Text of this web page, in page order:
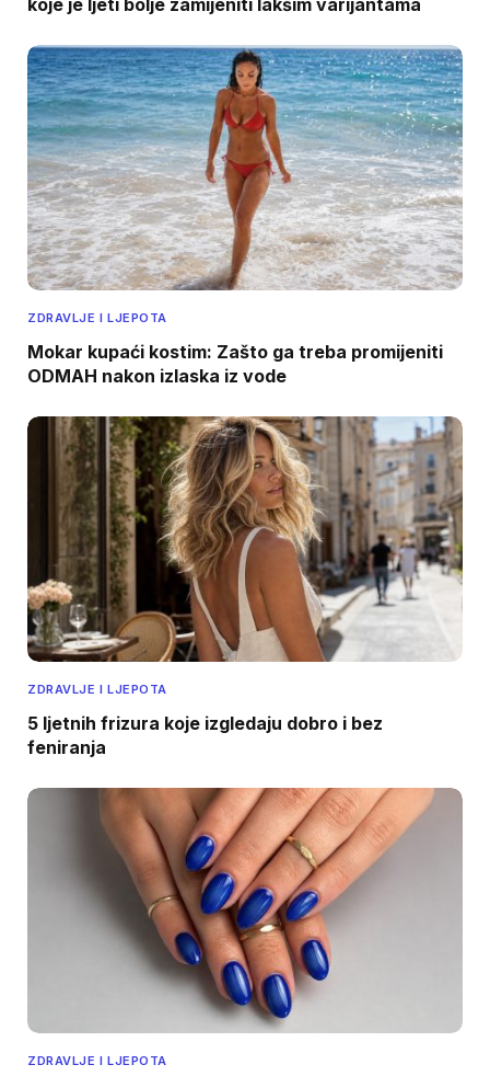
koje je ljeti bolje zamijeniti lakšim varijantama
ZDRAVLJE I LJEPOTA
Mokar kupaći kostim: Zašto ga treba promijeniti
ODMAH nakon izlaska iz vode
ZDRAVLJE I LJEPOTA
5 ljetnih frizura koje izgledaju dobro i bez
feniranja
ZDRAVLJE I LJEPOTA